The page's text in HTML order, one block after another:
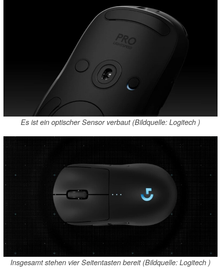
Es ist ein optischer Sensor verbaut (Bildquelle: Logitech )
Insgesamt stehen vier Seitentasten bereit (Bildquelle: Logitech )